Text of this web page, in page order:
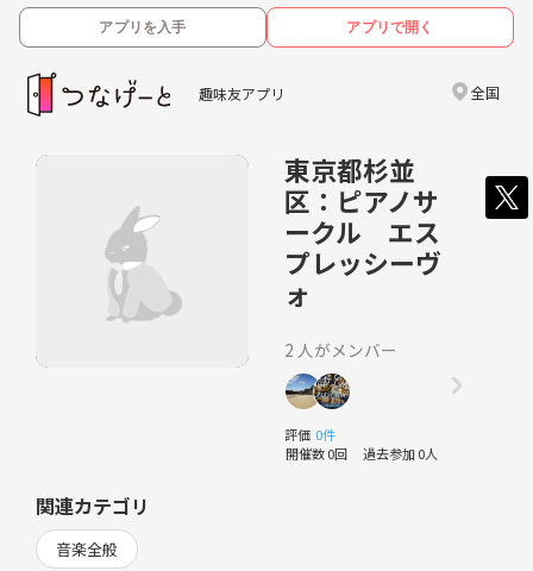
アプリを入手 アプリで開く
趣味友アプリ 全国
東京都杉並
区：ピアノサ
ークル エス
プレッシーヴ
ォ
2 人がメンバー
評価 0件
開催数 0回 過去参加 0人
関連カテゴリ
音楽全般